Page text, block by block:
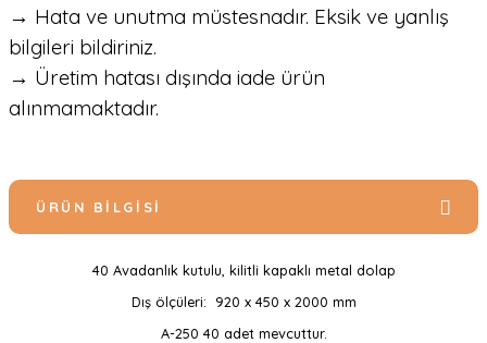
→ Hata ve unutma müstesnadır. Eksik ve yanlış
bilgileri bildiriniz.
→ Üretim hatası dışında iade ürün
alınmamaktadır.
ÜRÜN BILGISI
40 Avadanlık kutulu, kilitli kapaklı metal dolap
Dış ölçüleri: 920 x 450 x 2000 mm
A-250 40 adet mevcuttur.